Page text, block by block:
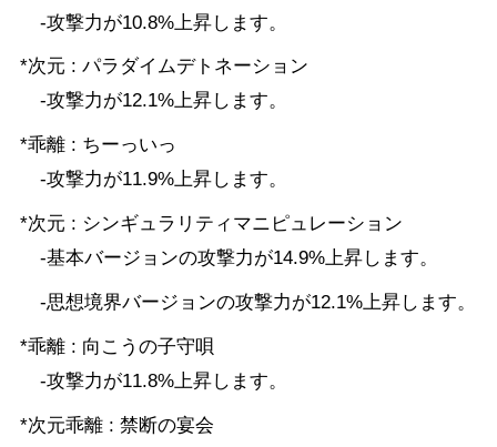
-攻撃力が10.8%上昇します。
*次元 : パラダイムデトネーション
-攻撃力が12.1%上昇します。
*乖離 : ちーっいっ
-攻撃力が11.9%上昇します。
*次元 : シンギュラリティマニピュレーション
-基本バージョンの攻撃力が14.9%上昇します。
-思想境界バージョンの攻撃力が12.1%上昇します。
*乖離 : 向こうの子守唄
-攻撃力が11.8%上昇します。
*次元乖離 : 禁断の宴会